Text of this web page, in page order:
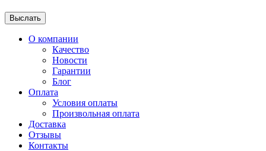
О компании
Качество
Новости
Гарантии
Блог
Оплата
Условия оплаты
Произвольная оплата
Доставка
Отзывы
Контакты